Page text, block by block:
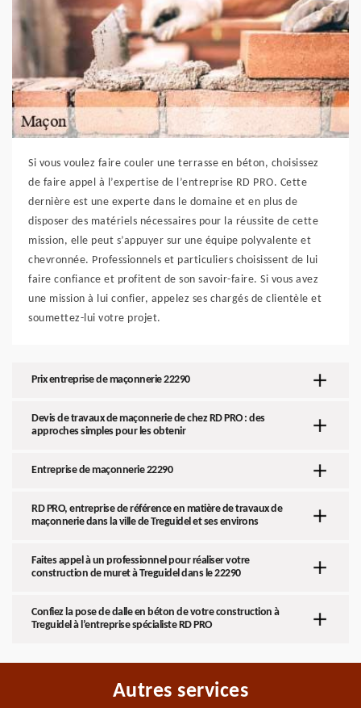
Si vous voulez faire couler une terrasse en béton, choisissez
de faire appel à l’expertise de l’entreprise RD PRO. Cette
dernière est une experte dans le domaine et en plus de
disposer des matériels nécessaires pour la réussite de cette
mission, elle peut s’appuyer sur une équipe polyvalente et
chevronnée. Professionnels et particuliers choisissent de lui
faire confiance et profitent de son savoir-faire. Si vous avez
une mission à lui confier, appelez ses chargés de clientèle et
soumettez-lui votre projet.
Prix entreprise de maçonnerie 22290
Devis de travaux de maçonnerie de chez RD PRO : des
approches simples pour les obtenir
Entreprise de maçonnerie 22290
RD PRO, entreprise de référence en matière de travaux de
maçonnerie dans la ville de Treguidel et ses environs
Faites appel à un professionnel pour réaliser votre
construction de muret à Treguidel dans le 22290
Confiez la pose de dalle en béton de votre construction à
Treguidel à l’entreprise spécialiste RD PRO
Autres services